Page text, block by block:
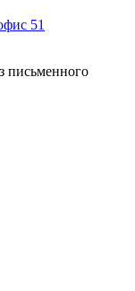
51
письменного